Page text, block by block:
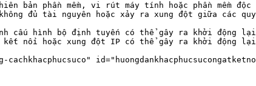
bản phần mềm, vi rút máy tính hoặc phần mềm
đủ tài nguyên hoặc xảy ra xung đột giữa các
cấu hình bộ định tuyến có thể gây ra khởi động
kết nối hoặc xung đột IP có thể gây ra khởi động